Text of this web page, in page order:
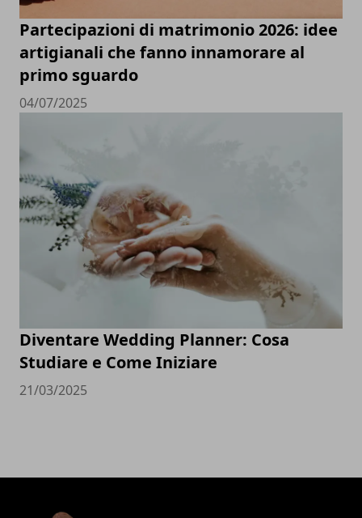
Partecipazioni di matrimonio 2026: idee
artigianali che fanno innamorare al
primo sguardo
04/07/2025
Diventare Wedding Planner: Cosa
Studiare e Come Iniziare
21/03/2025